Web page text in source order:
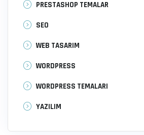
PRESTASHOP TEMALAR
SEO
WEB TASARIM
WORDPRESS
WORDPRESS TEMALARI
YAZILIM